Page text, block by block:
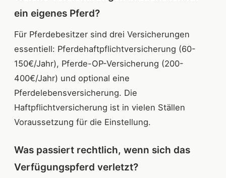
ein eigenes Pferd?
Für Pferdebesitzer sind drei Versicherungen
essentiell: Pferdehaftpflichtversicherung (60-
150€/Jahr), Pferde-OP-Versicherung (200-
400€/Jahr) und optional eine
Pferdelebensversicherung. Die
Haftpflichtversicherung ist in vielen Ställen
Voraussetzung für die Einstellung.
Was passiert rechtlich, wenn sich das
Verfügungspferd verletzt?